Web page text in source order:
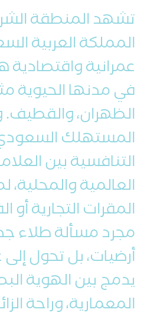
تشهد المنطقة
المملكة العربية
عمرانية واقتصادية
في مدنها الحيوية
الظهران،
المستهلك السعودي
التنافسية بين
العالمية
المقرات التجارية أو
مجرد مسألة طلاء
أرضيات، بل تحول
يدمج بين الهوية
المعمارية، وراحة